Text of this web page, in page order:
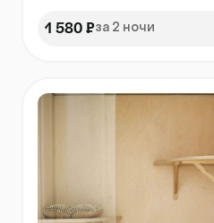
1 580 ₽за 2 ночи